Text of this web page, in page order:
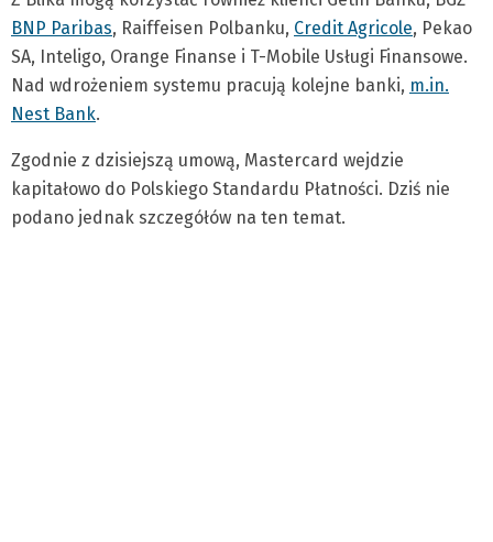
BNP Paribas, Raiffeisen Polbanku, Credit Agricole, Pekao
SA, Inteligo, Orange Finanse i T-Mobile Usługi Finansowe.
Nad wdrożeniem systemu pracują kolejne banki, m.in.
Nest Bank.
Zgodnie z dzisiejszą umową, Mastercard wejdzie
kapitałowo do Polskiego Standardu Płatności. Dziś nie
podano jednak szczegółów na ten temat.